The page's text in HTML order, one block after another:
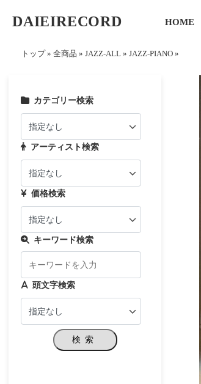
DAIEIRECORD HOME
トップ » 全商品 » JAZZ-ALL » JAZZ-PIANO »
カテゴリー検索
アーティスト検索
価格検索
キーワード検索
頭文字検索
検索